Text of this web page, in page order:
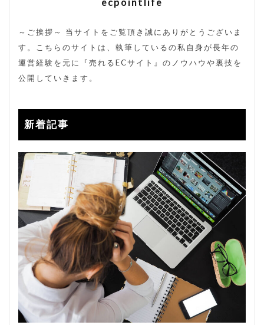
～ご挨拶～ 当サイトをご覧頂き誠にありがとうございま
す。こちらのサイトは、執筆しているの私自身が長年の
運営経験を元に『売れるECサイト』のノウハウや裏技を
公開していきます。
新着記事